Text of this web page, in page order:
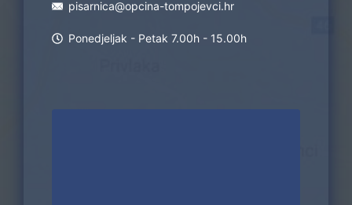
pisarnica@opcina-tompojevci.hr
Ponedjeljak - Petak 7.00h - 15.00h